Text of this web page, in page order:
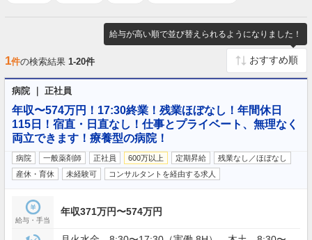
給与が高い順で並び替えられるようになりました！
1件の検索結果 1-20件
病院 ｜ 正社員
年収〜574万円！17:30終業！残業ほぼなし！年間休日
115日！宿直・日直なし！仕事とプライベート、無理なく
両立できます！療養型の病院！
病院 一般薬剤師 正社員 600万以上 定期昇給
残業なし／ほぼなし
産休・育休
未経験可 コンサルタントを経由する求人
給与・手当
年収371万円〜574万円